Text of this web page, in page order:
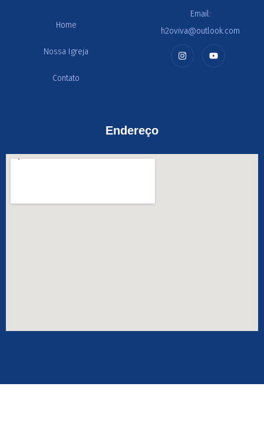
Home
Nossa Igreja
Contato
Email:
h2oviva@outlook.com
Endereço